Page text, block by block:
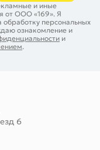
и иные
от ООО «169». Я
обработку персональных
ознакомление и
и
.
6